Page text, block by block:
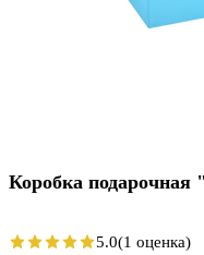
Коробка
5.0(1 оценка)